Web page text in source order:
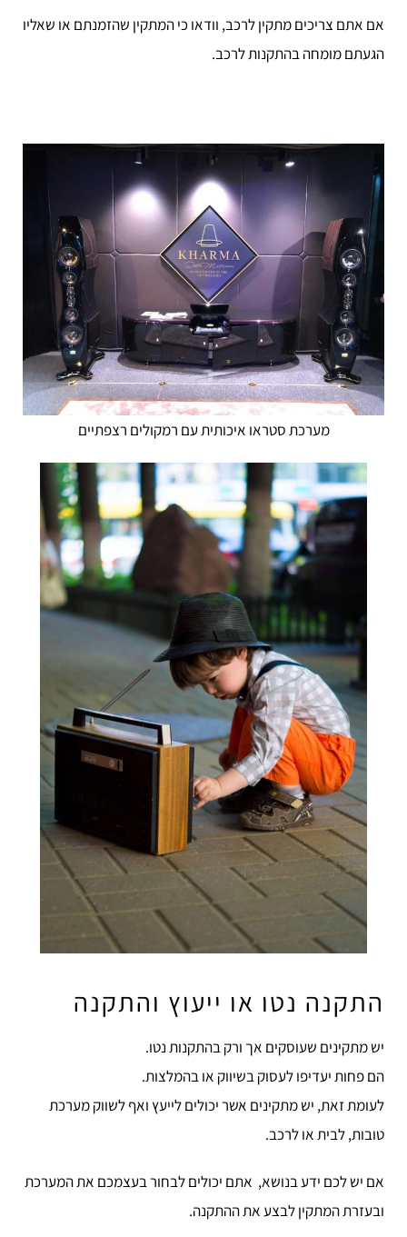
אם אתם צריכים מתקין לרכב, וודאו כי המתקין שהזמנתם או שאליו
הגעתם מומחה בהתקנות לרכב.
מערכת סטראו איכותית עם רמקולים רצפתיים
התקנה נטו או ייעוץ והתקנה
יש מתקינים שעוסקים אך ורק בהתקנות נטו.
הם פחות יעדיפו לעסוק בשיווק או בהמלצות.
לעומת זאת, יש מתקינים אשר יכולים לייעץ ואף לשווק מערכת
טובות, לבית או לרכב.
אם יש לכם ידע בנושא, אתם יכולים לבחור בעצמכם את המערכת
ובעזרת המתקין לבצע את ההתקנה.